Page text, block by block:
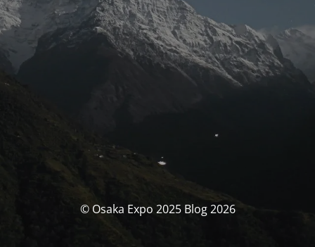
© Osaka Expo 2025 Blog 2026